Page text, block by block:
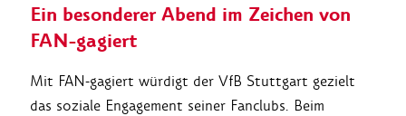
Ein besonderer Abend im Zeichen von
FAN-gagiert
Mit FAN-gagiert würdigt der VfB Stuttgart gezielt
das soziale Engagement seiner Fanclubs. Beim